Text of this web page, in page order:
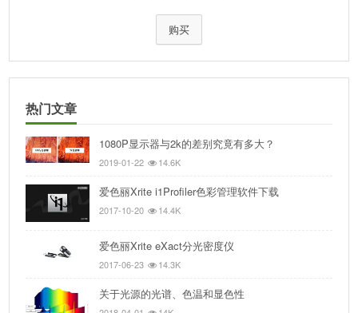
购买
热门文章
1080P显示器与2k的差别究竟有多大？
2019-01-22 14.6K
爱色丽Xrite i1Profiler色彩管理软件下载
2017-10-20 14.4K
爱色丽Xrite eXact分光密度仪
2017-06-23 14.3K
关于光源的光谱、色温和显色性